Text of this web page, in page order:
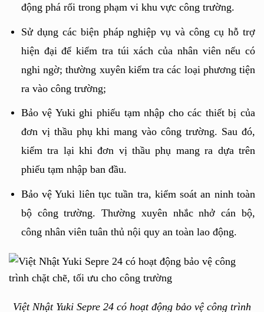
động phá rối trong phạm vi khu vực công trường.
Sử dụng các biện pháp nghiệp vụ và công cụ hỗ trợ
hiện đại để kiểm tra túi xách của nhân viên nếu có
nghi ngờ; thường xuyên kiểm tra các loại phương tiện
ra vào công trường;
Bảo vệ Yuki ghi phiếu tạm nhập cho các thiết bị của
đơn vị thầu phụ khi mang vào công trường. Sau đó,
kiểm tra lại khi đơn vị thầu phụ mang ra dựa trên
phiếu tạm nhập ban đầu.
Bảo vệ Yuki liên tục tuần tra, kiểm soát an ninh toàn
bộ công trường. Thường xuyên nhắc nhở cán bộ,
công nhân viên tuân thủ nội quy an toàn lao động.
Việt Nhật Yuki Sepre 24 có hoạt động bảo vệ công trình